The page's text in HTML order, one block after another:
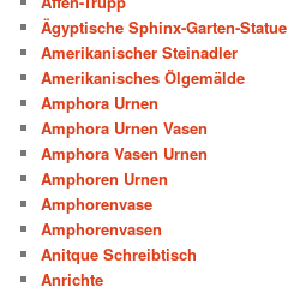
Ägyptische Sphinx-Garten-Statue
Amerikanischer Steinadler
Amerikanisches Ölgemälde
Amphora Urnen
Amphora Urnen Vasen
Amphora Vasen Urnen
Amphoren Urnen
Amphorenvase
Amphorenvasen
Anitque Schreibtisch
Anrichte